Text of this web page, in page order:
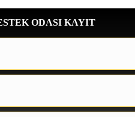
ODASI KAYIT